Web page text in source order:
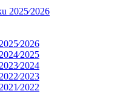
2025⁄2026